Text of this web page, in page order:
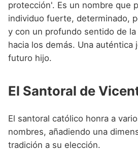
protección'. Es un nombre que
individuo fuerte, determinado,
y con un profundo sentido de la
hacia los demás. Una auténtica
futuro hijo.
El Santoral de
El santoral católico honra a
nombres, añadiendo una
tradición a su elección.